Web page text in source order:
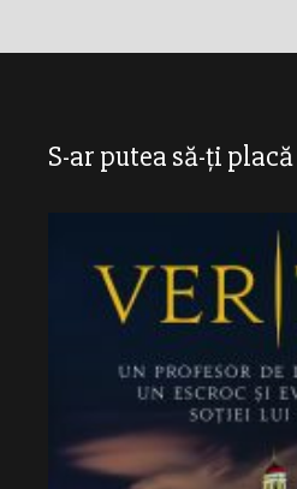
S-ar putea să-ți placă